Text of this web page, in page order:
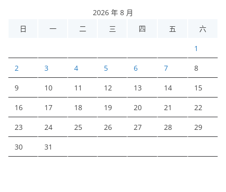
2026 年 8 月
日
一 二 三 四 五 六
1
2 3 4 5 6 7 8
9 10 11 12 13 14 15
16 17 18 19 20 21 22
23 24 25 26 27 28 29
30 31